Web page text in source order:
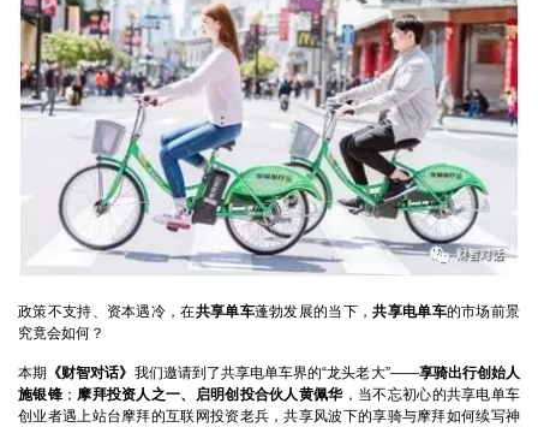
政策不支持、资本遇冷，在共享单车蓬勃发展的当下，共享电单车的市场前景
究竟会如何？
本期 《财智对话》 我们邀请到了共享电单车界的“龙头老大”——享骑出行创始人
施银锋； 摩拜投资人之一、启明创投合伙人黄佩华，当不忘初心的共享电单车
创业者遇上站台摩拜的互联网投资老兵，共享风波下的享骑与摩拜如何续写神